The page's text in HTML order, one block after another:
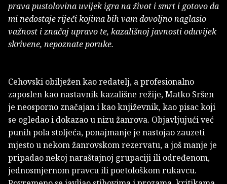
prava pustolovina uvijek igra na život i smrt i gotovo da
mi nedostaje riječi kojima bih vam dovoljno naglasio
važnost i značaj upravo te, kazališnoj javnosti oduvijek
skrivene, nepoznate poruke.
Cehovski obilježen kao redatelj, a profesionalno
zaposlen kao nastavnik kazališne režije, Matko Sršen
je neosporno značajan i kao književnik, kao pisac koji
se ogledao i dokazao u nizu žanrova. Objavljujući već
punih pola stoljeća, ponajmanje je nastojao zauzeti
mjesto u nekom žanrovskom rezervatu, a još manje je
pripadao nekoj naraštajnoj grupaciji ili određenom,
jednosmjernom pravcu ili poetološkom rukavcu.